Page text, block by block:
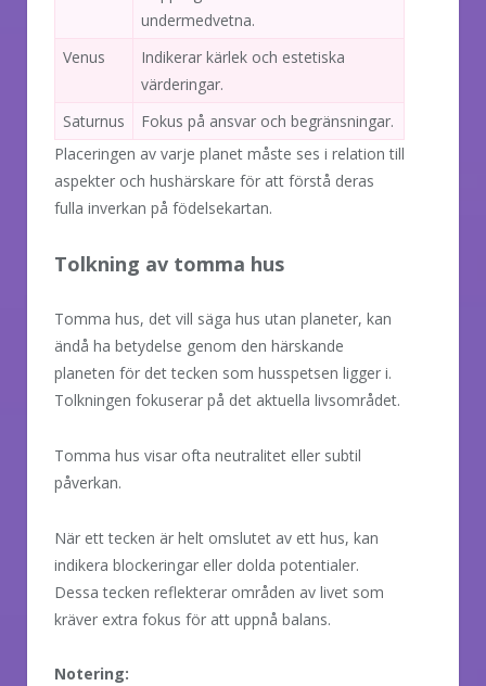
undermedvetna.
Venus
Indikerar kärlek och estetiska
värderingar.
Saturnus
Fokus på ansvar och begränsningar.
Placeringen av varje planet måste ses i relation till
aspekter och hushärskare för att förstå deras
fulla inverkan på födelsekartan.
Tolkning av tomma hus
Tomma hus, det vill säga hus utan planeter, kan
ändå ha betydelse genom den härskande
planeten för det tecken som husspetsen ligger i.
Tolkningen fokuserar på det aktuella livsområdet.
Tomma hus visar ofta neutralitet eller subtil
påverkan.
När ett tecken är helt omslutet av ett hus, kan
indikera blockeringar eller dolda potentialer.
Dessa tecken reflekterar områden av livet som
kräver extra fokus för att uppnå balans.
Notering: